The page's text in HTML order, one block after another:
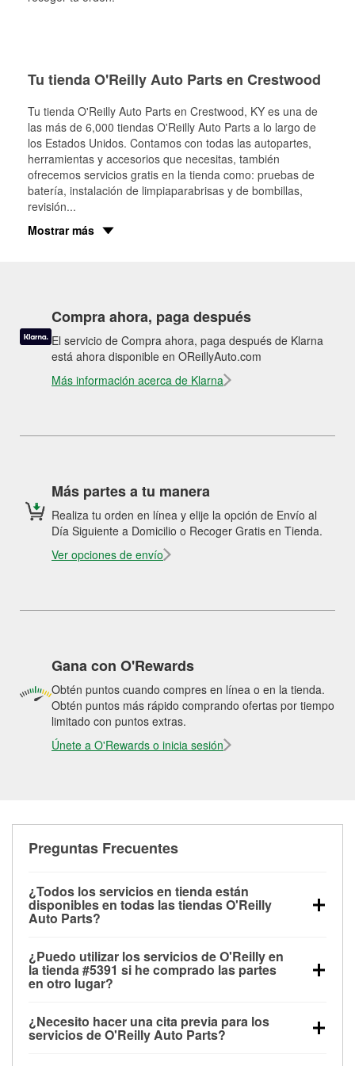
Tu tienda O'Reilly Auto Parts en Crestwood
Tu tienda O'Reilly Auto Parts en Crestwood, KY es una de
las más de 6,000 tiendas O'Reilly Auto Parts a lo largo de
los Estados Unidos. Contamos con todas las autopartes,
herramientas y accesorios que necesitas, también
ofrecemos servicios gratis en la tienda como: pruebas de
batería, instalación de limpiaparabrisas y de bombillas,
revisión...
Mostrar más
Compra ahora, paga después
El servicio de Compra ahora, paga después de Klarna
está ahora disponible en OReillyAuto.com
Más información acerca de Klarna
Más partes a tu manera
Realiza tu orden en línea y elije la opción de Envío al
Día Siguiente a Domicilio o Recoger Gratis en Tienda.
Ver opciones de envío
Gana con O'Rewards
Obtén puntos cuando compres en línea o en la tienda.
Obtén puntos más rápido comprando ofertas por tiempo
limitado con puntos extras.
Únete a O'Rewards o inicia sesión
Preguntas Frecuentes
¿Todos los servicios en tienda están
disponibles en todas las tiendas O'Reilly
Auto Parts?
las pruebas de batería, pruebas de alternador y
motor de arranque, revisión de la luz “Check Engine”
con O'Reilly VeriScan® e instalación de
limpiaparabrisas o bombillas, están disponibles en
todas las tiendas O'Reilly Auto Parts. La tienda
¿Puedo utilizar los servicios de O'Reilly en
la tienda #5391 si he comprado las partes
en otro lugar?
de O'Reilly Auto Parts que estén disponibles en la
tienda #5391 de Crestwood, KY aunque hayas
¿Necesito hacer una cita previa para los
servicios de O'Reilly Auto Parts?